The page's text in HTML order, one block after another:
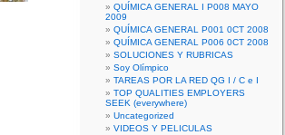
QUÍMICA GENERAL I P008 MAYO
2009
QUÍMICA GENERAL P001 0CT 2008
QUÍMICA GENERAL P006 0CT 2008
SOLUCIONES Y RUBRICAS
Soy Olímpico
TAREAS POR LA RED QG I / C e I
TOP QUALITIES EMPLOYERS
SEEK (everywhere)
Uncategorized
VIDEOS Y PELICULAS